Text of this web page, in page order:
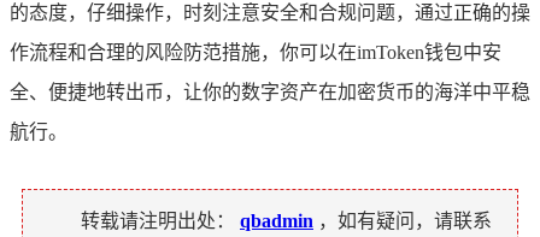
的态度，仔细操作，时刻注意安全和合规问题，通过正确的操
作流程和合理的风险防范措施，你可以在imToken钱包中安
全、便捷地转出币，让你的数字资产在加密货币的海洋中平稳
航行。
转载请注明出处： qbadmin ，如有疑问，请联系